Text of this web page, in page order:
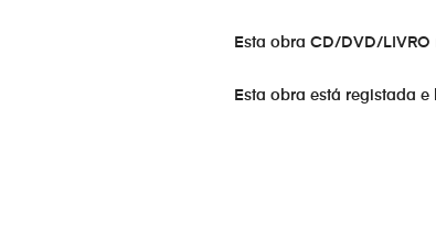
Esta obra CD/DVD/
Esta obra está registada